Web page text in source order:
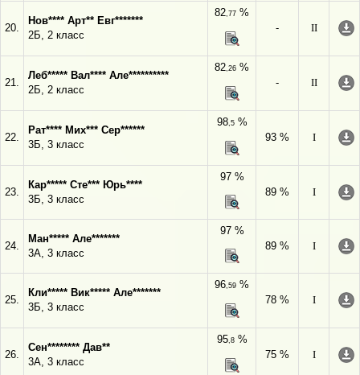
20.
Нов**** Арт** Евг*******
2Б, 2 класс
82,77 %
-
II
21.
Леб***** Вал**** Але**********
2Б, 2 класс
82,26 %
-
II
22.
Рат**** Мих*** Сер******
3Б, 3 класс
98,5%
93 %
I
23.
Кар***** Сте*** Юрь****
3Б, 3 класс
97 %
89 %
I
24.
Ман***** Але*******
3А, 3 класс
97 %
89 %
I
25.
Кли***** Вик***** Але*******
3Б, 3 класс
96,59 %
78 %
I
26.
Сен******** Дав**
3А, 3 класс
95,8%
75 %
I